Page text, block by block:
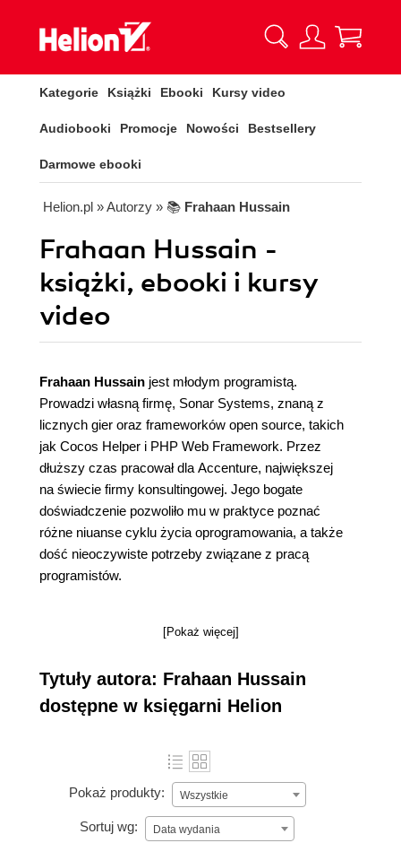
Kategorie Książki Ebooki Kursy video
Audiobooki Promocje Nowości Bestsellery
Darmowe ebooki
Helion.pl » Autorzy » 📚 Frahaan Hussain
Frahaan Hussain -
książki, ebooki i kursy
video
Frahaan Hussain jest młodym programistą.
Prowadzi własną firmę, Sonar Systems, znaną z
licznych gier oraz frameworków open source, takich
jak Cocos Helper i PHP Web Framework. Przez
dłuższy czas pracował dla Accenture, największej
na świecie firmy konsultingowej. Jego bogate
doświadczenie pozwoliło mu w praktyce poznać
różne niuanse cyklu życia oprogramowania, a także
dość nieoczywiste potrzeby związane z pracą
programistów.
[Pokaż więcej]
Tytuły autora: Frahaan Hussain
dostępne w księgarni Helion
Pokaż produkty: Wszystkie
Sortuj wg: Data wydania